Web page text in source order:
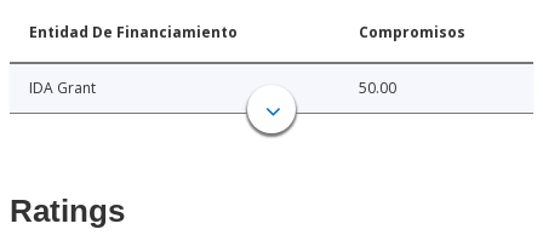
Entidad De Financiamiento Compromisos
IDA Grant 50.00
Ratings